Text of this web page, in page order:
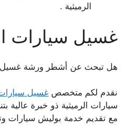
الرميثية .
غسيل سيارات
هل تبحث عن أشطر ورشة غسيل
نقدم لكم متخصص غسيل
سيارات الرميثية ذو خبرة عالية
مع تقديم خدمة بوليش سيارات